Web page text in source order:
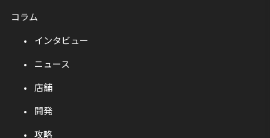
コラム
インタビュー
ニュース
店舗
開発
攻略